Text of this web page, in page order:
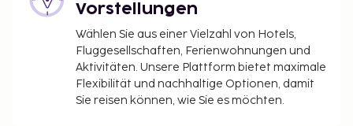
Vorstellungen
Wählen Sie aus einer Vielzahl von Hotels,
Fluggesellschaften, Ferienwohnungen und
Aktivitäten. Unsere Plattform bietet maximale
Flexibilität und nachhaltige Optionen, damit
Sie reisen können, wie Sie es möchten.